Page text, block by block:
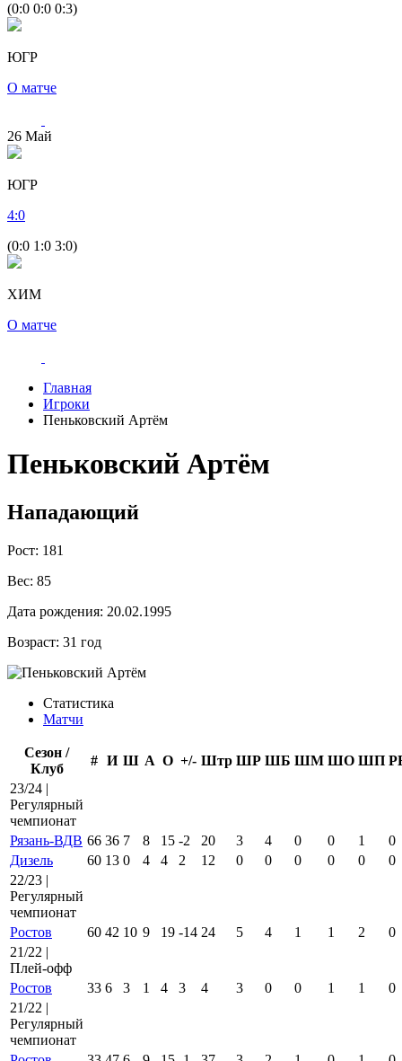
(0:0 0:0 0:3)
ЮГР
О матче
26 Май
ЮГР
4:0
(0:0 1:0 3:0)
ХИМ
О матче
Главная
Игроки
Пеньковский Артём
Пеньковский Артём
Нападающий
Рост: 181
Вес: 85
Дата рождения: 20.02.1995
Возраст: 31 год
Статистика
Матчи
Сезон /
Клуб
# И Ш А О +/- Штр ШР ШБ ШМ ШО ШП
23/24 |
Регулярный
чемпионат
Рязань-ВДВ 66 36 7 8 15 -2 20 3 4 0 0 1
0
Дизель
60 13 0 4 4 2 12 0 0 0 0 0
0
22/23 |
Регулярный
чемпионат
Ростов
60 42 10 9 19 -14 24 5 4 1 1 2
0
21/22 |
Плей-офф
Ростов
33 6 3 1 4 3 4 3 0 0 1 1
0
21/22 |
Регулярный
чемпионат